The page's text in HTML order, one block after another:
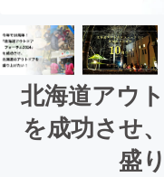
北海道アウ
を成功させ
盛